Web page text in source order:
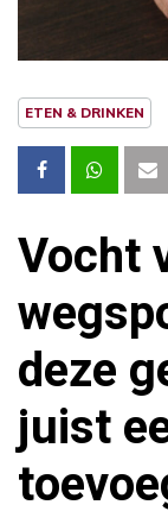
ETEN & DRINKEN
Vocht
deze
juist